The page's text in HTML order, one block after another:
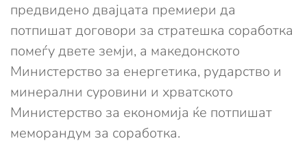
предвидено двајцата премиери да
потпишат договори за стратешка соработка
помеѓу двете земји, а македонското
Министерство за енергетика, рударство и
минерални суровини и хрватското
Министерство за економија ќе потпишат
меморандум за соработка.